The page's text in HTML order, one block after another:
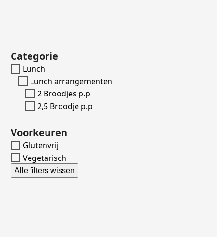
Categorie
Lunch
Lunch arrangementen
2 Broodjes p.p
2,5 Broodje p.p
Voorkeuren
Glutenvrij
Vegetarisch
Alle filters wissen